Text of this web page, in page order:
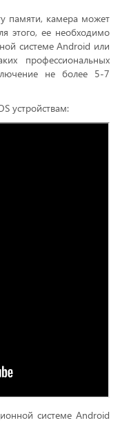
памяти, камера может
этого, ее необходимо
системе Android или
профессиональных
не более 5-7
устройствам:
системе Android